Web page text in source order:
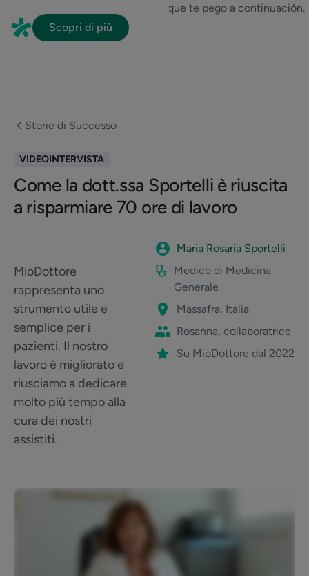
Scopri di più
En HubSpot tenemos otro código que te pego a continuación.
Storie di Successo
VIDEOINTERVISTA
Come la dott.ssa Sportelli è riuscita
a risparmiare 70 ore di lavoro
MioDottore
rappresenta uno
strumento utile e
semplice per i
pazienti. Il nostro
lavoro è migliorato e
riusciamo a dedicare
molto più tempo alla
cura dei nostri
assistiti.
Maria Rosaria Sportelli
Medico di Medicina
Generale
Massafra, Italia
Rosanna, collaboratrice
Su MioDottore dal 2022